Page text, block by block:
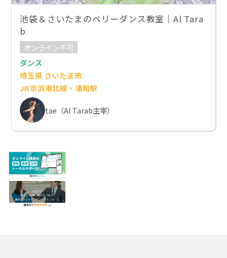
池袋＆さいたまのベリーダンス教室｜Al Tara
b
オンライン不可
ダンス
埼玉県 さいたま市
JR京浜東北線・浦和駅
tae（Al Tarab主宰）